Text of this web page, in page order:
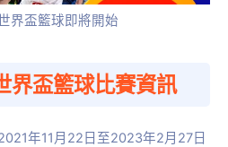
界盃籃球即將開始
盃籃球比賽資訊
年11月22日至2023年2月27日